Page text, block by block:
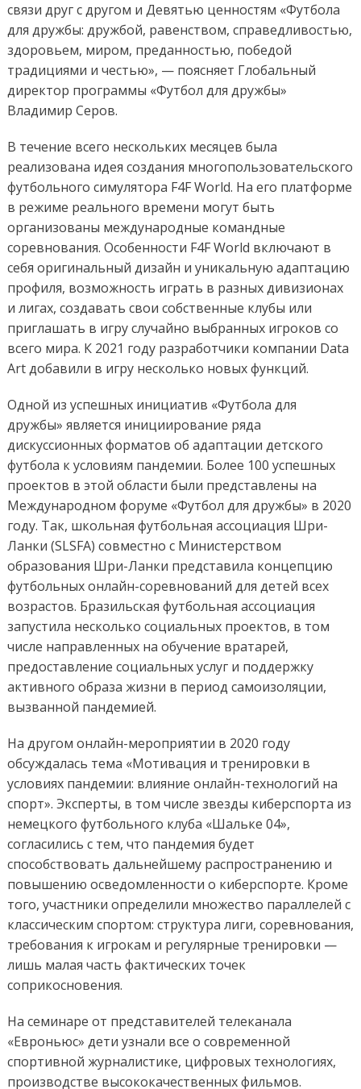
связи друг с другом и Девятью ценностям «Футбола
для дружбы: дружбой, равенством, справедливостью,
здоровьем, миром, преданностью, победой
традициями и честью», — поясняет Глобальный
директор программы «Футбол для дружбы»
Владимир Серов.
В течение всего нескольких месяцев была
реализована идея создания многопользовательского
футбольного симулятора F4F World. На его платформе
в режиме реального времени могут быть
организованы международные командные
соревнования. Особенности F4F World включают в
себя оригинальный дизайн и уникальную адаптацию
профиля, возможность играть в разных дивизионах
и лигах, создавать свои собственные клубы или
приглашать в игру случайно выбранных игроков со
всего мира. К 2021 году разработчики компании Data
Art добавили в игру несколько новых функций.
Одной из успешных инициатив «Футбола для
дружбы» является инициирование ряда
дискуссионных форматов об адаптации детского
футбола к условиям пандемии. Более 100 успешных
проектов в этой области были представлены на
Международном форуме «Футбол для дружбы» в 2020
году. Так, школьная футбольная ассоциация Шри-
Ланки (SLSFA) совместно с Министерством
образования Шри-Ланки представила концепцию
футбольных онлайн-соревнований для детей всех
возрастов. Бразильская футбольная ассоциация
запустила несколько социальных проектов, в том
числе направленных на обучение вратарей,
предоставление социальных услуг и поддержку
активного образа жизни в период самоизоляции,
вызванной пандемией.
На другом онлайн-мероприятии в 2020 году
обсуждалась тема «Мотивация и тренировки в
условиях пандемии: влияние онлайн-технологий на
спорт». Эксперты, в том числе звезды киберспорта из
немецкого футбольного клуба «Шальке 04»,
согласились с тем, что пандемия будет
способствовать дальнейшему распространению и
повышению осведомленности о киберспорте. Кроме
того, участники определили множество параллелей с
классическим спортом: структура лиги, соревнования,
требования к игрокам и регулярные тренировки —
лишь малая часть фактических точек
соприкосновения.
На семинаре от представителей телеканала
«Евроньюс» дети узнали все о современной
спортивной журналистике, цифровых технологиях,
производстве высококачественных фильмов.